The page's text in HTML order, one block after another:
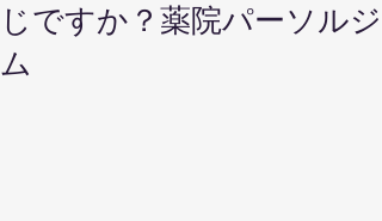
じですか？薬院パーソルジ
ム